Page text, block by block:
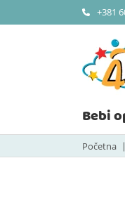
+381
Bebi
Početna